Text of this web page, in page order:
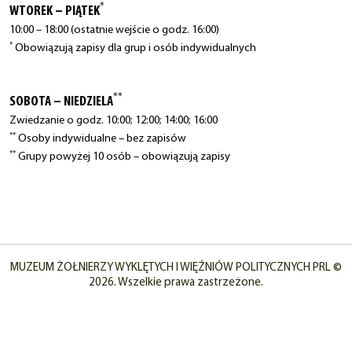
WTOREK – PIĄTEK*
10:00 – 18:00 (ostatnie wejście o godz. 16:00)
* Obowiązują zapisy dla grup i osób indywidualnych
SOBOTA – NIEDZIELA**
Zwiedzanie o godz. 10:00; 12:00; 14:00; 16:00
** Osoby indywidualne – bez zapisów
** Grupy powyżej 10 osób – obowiązują zapisy
MUZEUM ŻOŁNIERZY WYKLĘTYCH I WIĘŹNIÓW POLITYCZNYCH PRL ©
2026. Wszelkie prawa zastrzeżone.